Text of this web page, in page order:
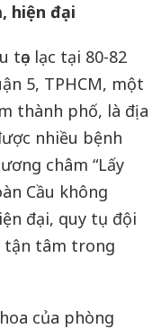
hiện đại
tọa lạc tại 80-82
5, TPHCM, một
thành phố, là địa
nhiều bệnh
châm “Lấy
Cầu không
đại, quy tụ đội
tận tâm trong
của phòng